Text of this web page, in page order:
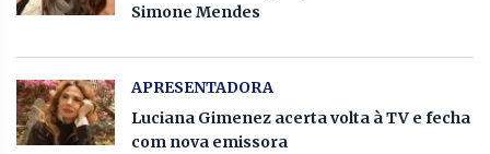
Simone Mendes
APRESENTADORA
Luciana Gimenez acerta volta à TV e fecha
com nova emissora